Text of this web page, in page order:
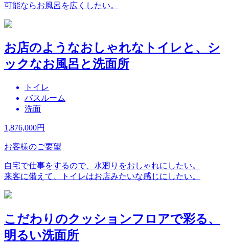
可能ならお風呂を広くしたい。
お店のようなおしゃれなトイレと、シ
ックなお風呂と洗面所
トイレ
バスルーム
洗面
1,876,000円
お客様のご要望
自宅で仕事をするので、水廻りをおしゃれにしたい。
来客に備えて、トイレはお店みたいな感じにしたい。
こだわりのクッションフロアで彩る、
明るい洗面所